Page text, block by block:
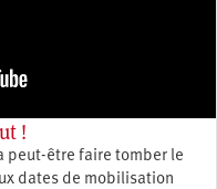
!
peut-être faire tomber le
dates de mobilisation